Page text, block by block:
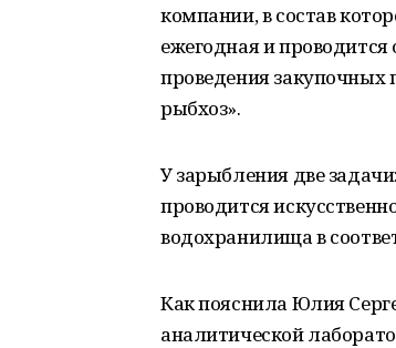
компании, в состав
ежегодная и
проведения закупочных
рыбхоз».
У зарыбления две
проводится
водохранилища в
Как пояснила Юлия
аналитической